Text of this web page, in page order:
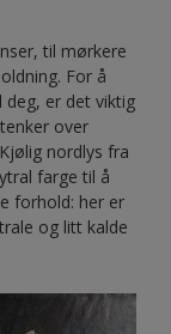
til mørkere
For å
deg, er det viktig
over
nordlys fra
farge til å
forhold: her er
og litt kalde